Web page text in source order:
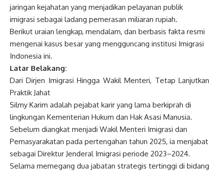
jaringan kejahatan yang menjadikan pelayanan publik
imigrasi sebagai ladang pemerasan miliaran rupiah.
Berikut uraian lengkap, mendalam, dan berbasis fakta resmi
mengenai kasus besar yang mengguncang institusi Imigrasi
Indonesia ini.
Latar Belakang:
Dari Dirjen Imigrasi Hingga Wakil Menteri, Tetap Lanjutkan
Praktik Jahat
Silmy Karim adalah pejabat karir yang lama berkiprah di
lingkungan Kementerian Hukum dan Hak Asasi Manusia.
Sebelum diangkat menjadi Wakil Menteri Imigrasi dan
Pemasyarakatan pada pertengahan tahun 2025, ia menjabat
sebagai Direktur Jenderal Imigrasi periode 2023–2024.
Selama memegang dua jabatan strategis tertinggi di bidang